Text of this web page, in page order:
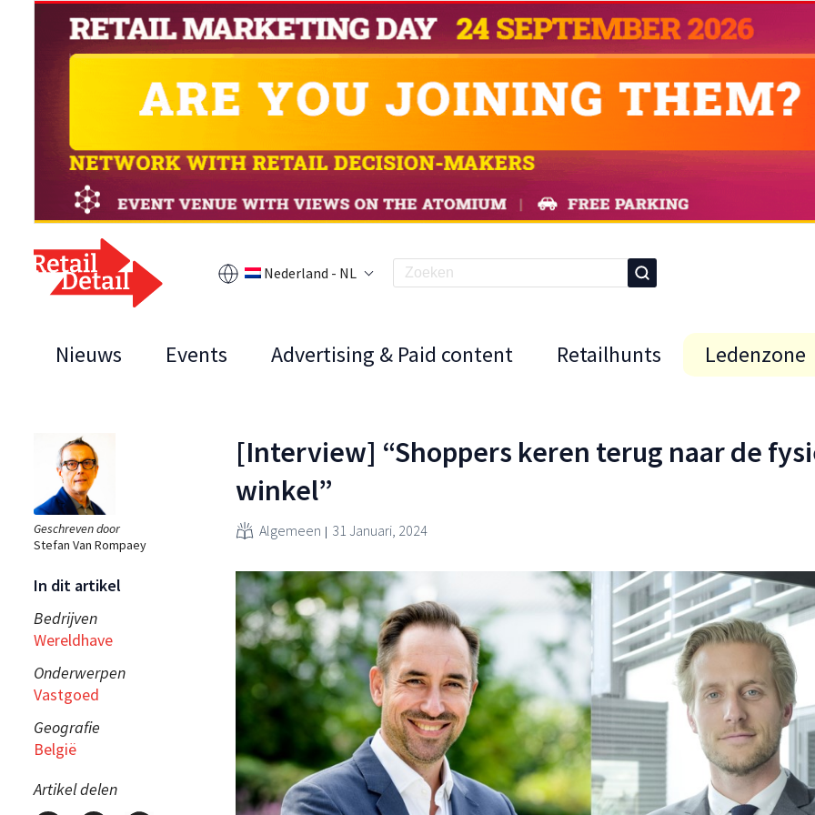
Nederland - NL
Nieuws Events Advertising & Paid content Retailhunts Ledenzone
Geschreven door
Stefan Van Rompaey
In dit artikel
Bedrijven
Wereldhave
Onderwerpen
Vastgoed
Geografie
België
Artikel delen
[Interview] “Shoppers keren terug naar de
winkel”
Algemeen 31 Januari, 2024